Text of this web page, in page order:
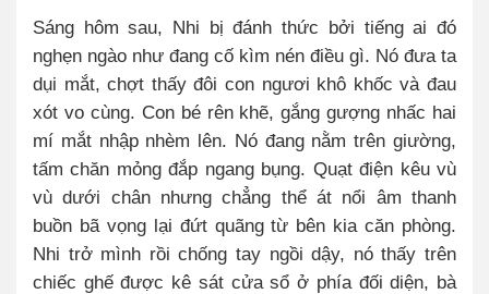
Sáng hôm sau, Nhi bị đánh thức bởi tiếng ai đó
nghẹn ngào như đang cố kìm nén điều gì. Nó đưa ta
dụi mắt, chợt thấy đôi con ngươi khô khốc và đau
xót vo cùng. Con bé rên khẽ, gắng gượng nhấc hai
mí mắt nhập nhèm lên. Nó đang nằm trên giường,
tấm chăn mỏng đắp ngang bụng. Quạt điện kêu vù
vù dưới chân nhưng chẳng thể át nổi âm thanh
buồn bã vọng lại đứt quãng từ bên kia căn phòng.
Nhi trở mình rồi chống tay ngồi dậy, nó thấy trên
chiếc ghế được kê sát cửa sổ ở phía đối diện, bà